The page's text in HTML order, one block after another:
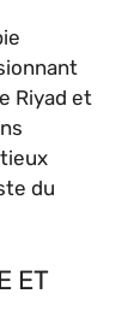
Riyad et
du
ET